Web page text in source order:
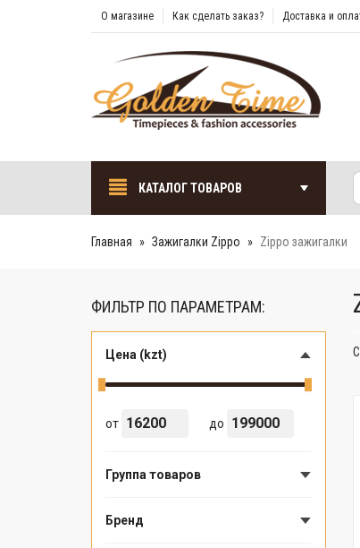
О магазине Как сделать заказ? Доставка и
КАТАЛОГ ТОВАРОВ
Главная Зажигалки Zippo Zippo зажигалки
ФИЛЬТР ПО ПАРАМЕТРАМ:
Цена (kzt)
от до
Группа товаров
Бренд